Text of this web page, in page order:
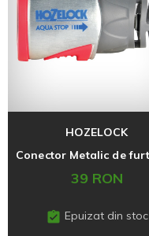
HOZELOCK
39 RON
Epuizat din stoc